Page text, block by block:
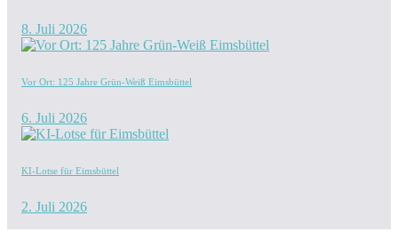
8. Juli 2026
Vor Ort: 125 Jahre Grün-Weiß Eimsbüttel
6. Juli 2026
KI-Lotse für Eimsbüttel
2. Juli 2026